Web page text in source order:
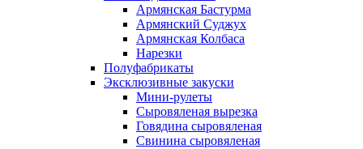
Армянская Бастурма
Армянский Суджух
Армянская Колбаса
Нарезки
Полуфабрикаты
Эксклюзивные закуски
Мини-рулеты
Сыровяленая вырезка
Говядина сыровяленая
Свинина сыровяленая